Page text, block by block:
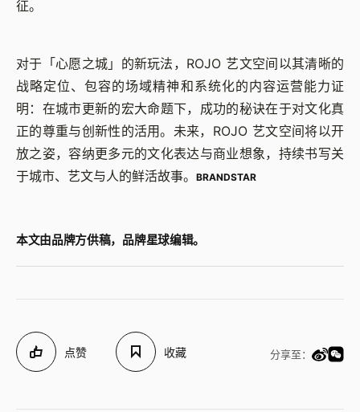
征。
对于「心愿之城」的新玩法，ROJO 艺文空间以其清晰的
战略定位、包容的场域精神和系统化的内容运营能力证
明：在城市更新的宏大命题下，成功的秘诀在于对文化真
正的尊重与创新性的活用。未来，ROJO 艺文空间将以开
放之姿，容纳更多元的文化表达与商业想象，持续书写关
于城市、艺文与人的鲜活故事。
BRANDSTAR
本文由品牌方供稿，品牌星球编辑。
点赞 收藏 分享至：